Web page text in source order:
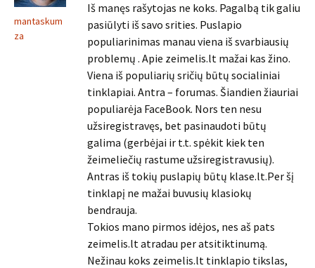
mantaskum
za
Iš manęs rašytojas ne koks. Pagalbą tik galiu
pasiūlyti iš savo srities. Puslapio
populiarinimas manau viena iš svarbiausių
problemų . Apie zeimelis.lt mažai kas žino.
Viena iš populiarių sričių būtų socialiniai
tinklapiai. Antra – forumas. Šiandien žiauriai
populiarėja FaceBook. Nors ten nesu
užsiregistravęs, bet pasinaudoti būtų
galima (gerbėjai ir t.t. spėkit kiek ten
žeimeliečių rastume užsiregistravusių).
Antras iš tokių puslapių būtų klase.lt.Per šį
tinklapį ne mažai buvusių klasiokų
bendrauja.
Tokios mano pirmos idėjos, nes aš pats
zeimelis.lt atradau per atsitiktinumą.
Nežinau koks zeimelis.lt tinklapio tikslas,